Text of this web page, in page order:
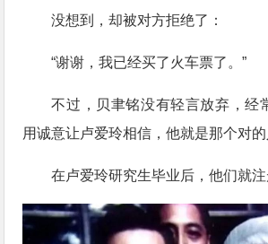
没想到，却被对方拒绝了：
“谢谢，我已经买了火车票了。”
不过，贝聿铭没有轻言放弃，经
用诚意让卢爱玲相信，他就是那个对的
在卢爱玲研究生毕业后，他们就注